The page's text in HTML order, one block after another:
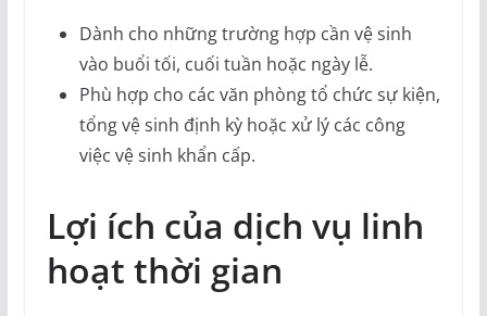
Dành cho những trường hợp cần vệ sinh
vào buổi tối, cuối tuần hoặc ngày lễ.
Phù hợp cho các văn phòng tổ chức sự kiện,
tổng vệ sinh định kỳ hoặc xử lý các công
việc vệ sinh khẩn cấp.
Lợi ích của dịch vụ linh
hoạt thời gian